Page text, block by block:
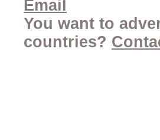
Email
You want to
countries?